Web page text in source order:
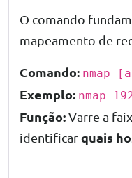
O comando
mapeamento de
Comando: nmap
Exemplo: nmap
Função:Varre a
identificarquais